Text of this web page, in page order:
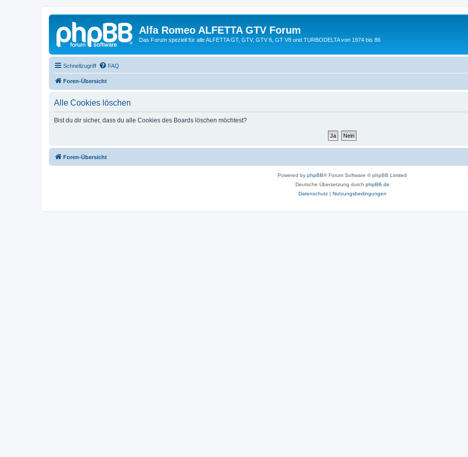
Alfa Romeo ALFETTA GTV Forum
Das Forum speziell für alle ALFETTA GT, GTV, GTV 6, GT V8 und TURBODELTA von 1974 bis 86
Schnellzugriff FAQ
Foren-Übersicht
Alle Cookies löschen
Bist du dir sicher, dass du alle Cookies des Boards löschen möchtest?
Foren-Übersicht
Powered by phpBB® Forum Software © phpBB Limited
Deutsche Übersetzung durch phpBB.de
Datenschutz| Nutzungsbedingungen